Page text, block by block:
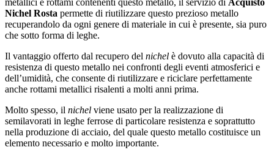
metallici e rottami contenenti questo metallo, il servizio di Acquisto
Nichel Rosta permette di riutilizzare questo prezioso metallo
recuperandolo da ogni genere di materiale in cui è presente, sia puro
che sotto forma di leghe.
Il vantaggio offerto dal recupero del nichel è dovuto alla capacità di
resistenza di questo metallo nei confronti degli eventi atmosferici e
dell’umidità, che consente di riutilizzare e riciclare perfettamente
anche rottami metallici risalenti a molti anni prima.
Molto spesso, il nichel viene usato per la realizzazione di
semilavorati in leghe ferrose di particolare resistenza e soprattutto
nella produzione di acciaio, del quale questo metallo costituisce un
elemento necessario e molto importante.